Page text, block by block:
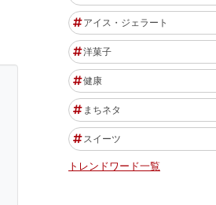
アイス・ジェラート
洋菓子
健康
まちネタ
スイーツ
トレンドワード一覧